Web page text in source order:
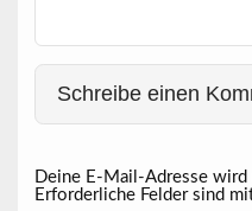
Schreibe einen
Deine E-Mail-Adresse
Erforderliche Felder sind